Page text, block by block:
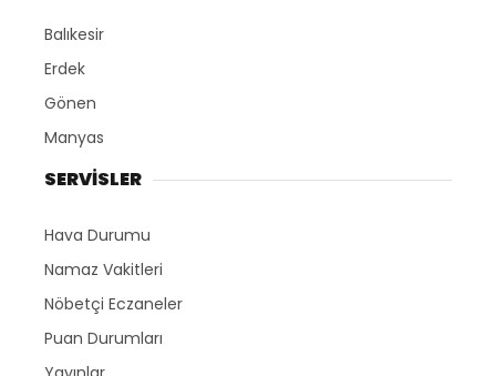
Balıkesir
Erdek
Gönen
Manyas
SERVİSLER
Hava Durumu
Namaz Vakitleri
Nöbetçi Eczaneler
Puan Durumları